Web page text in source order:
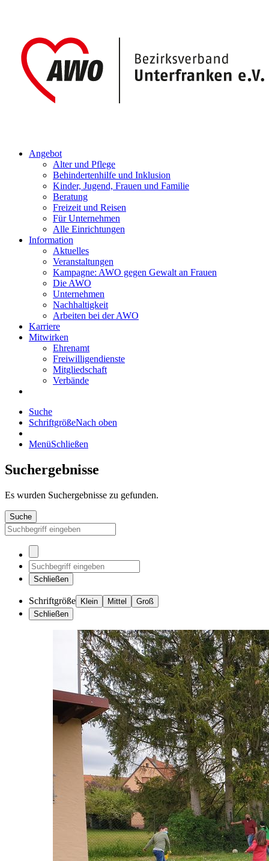
Angebot
Alter und Pflege
Behindertenhilfe und Inklusion
Kinder, Jugend, Frauen und Familie
Beratung
Freizeit und Reisen
Für Unternehmen
Alle Einrichtungen
Information
Aktuelles
Veranstaltungen
Kampagne: AWO gegen Gewalt an Frauen
Die AWO
Unternehmen
Nachhaltigkeit
Arbeiten bei der AWO
Karriere
Mitwirken
Ehrenamt
Freiwilligendienste
Mitgliedschaft
Verbände
Suche
SchriftgrößeNach oben
MenüSchließen
Suchergebnisse
Es wurden Suchergebnisse zu gefunden.
Suche
Schließen
Schriftgröße Klein Mittel
Groß
Schließen